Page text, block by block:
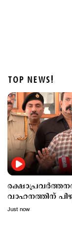
Latest
അര്‍ജുന്‍
വരുന്നു;
2 hours ago
TOP NEWS!
വാഹനത്തിന്
അമിതാധികാരം
Just now